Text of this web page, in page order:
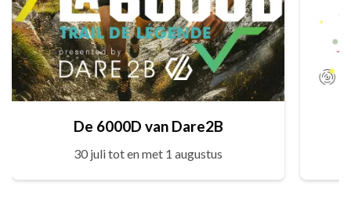
De 6000D van Dare2B
30 juli tot en met 1 augustus